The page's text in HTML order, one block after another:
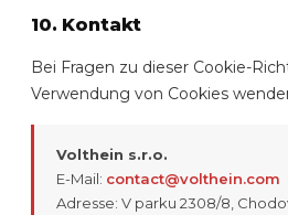
10. Kontakt
Bei Fragen zu dieser Cookie-
Verwendung von Cookies
Volthein s.r.o.
E-Mail: contact@volthein.com
Adresse: V parku 2308/8,